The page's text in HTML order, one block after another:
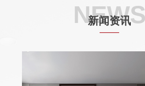
NEWS
新闻资讯
——